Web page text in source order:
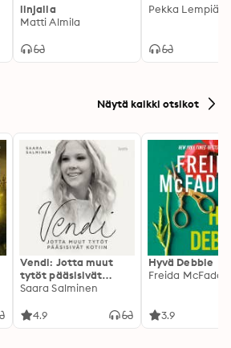
linjalla
Matti Almila
Pekka
Näytä kaikki otsikot
Vendi: Jotta muut
tytöt pääsisivät
kotiin
Saara Salminen
4.9
Hyvä Debbie
Freida
3.9